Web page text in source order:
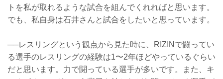
トを私が取れるような試合を組んでくれればと思います。
でも、私自身は石井さんと試合をしたいと思っています。
──レスリングという観点から見た時に、RIZINで闘ってい
る選手のレスリングの経験は1〜2年ほどやっているぐらい
だと思います。力で闘っている選手が多いです。また、キ